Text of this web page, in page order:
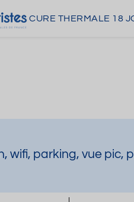
CURE THERMALE 18
wifi, parking, vue pic,